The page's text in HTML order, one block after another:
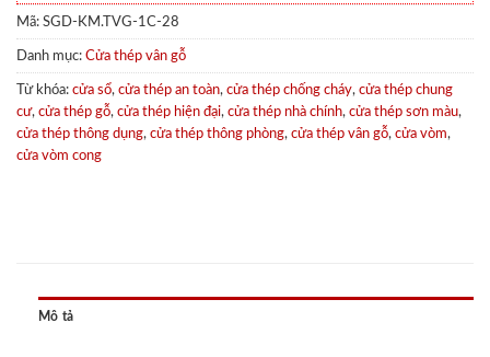
Mã: SGD-KM.TVG-1C-28
Danh mục: Cửa thép vân gỗ
Từ khóa: cửa sổ, cửa thép an toàn, cửa thép chống cháy, cửa thép chung
cư, cửa thép gỗ, cửa thép hiện đại, cửa thép nhà chính, cửa thép sơn màu,
cửa thép thông dụng, cửa thép thông phòng, cửa thép vân gỗ, cửa vòm,
cửa vòm cong
Mô tả